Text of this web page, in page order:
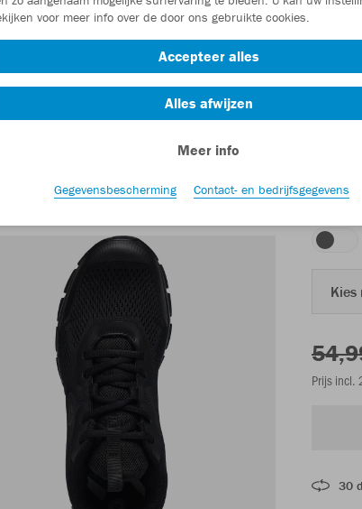
Zin in
zwart
Kies
Prijs incl.
30
voor meer info over de door ons gebruikte cookies.
Accepteer alles
Alles afwijzen
Meer info
Gegevensbescherming Contact- en bedrijfsgegevens